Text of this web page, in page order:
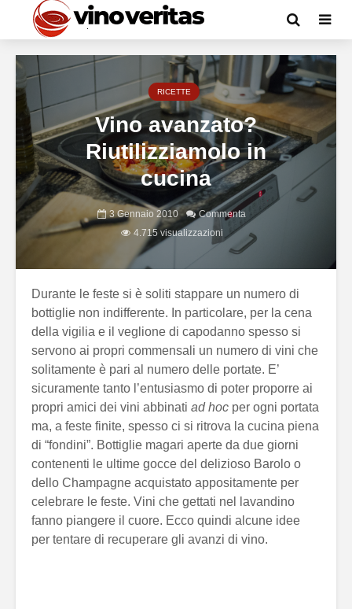
RICETTE
Vino avanzato?
Riutilizziamolo in
cucina
3 Gennaio 2010
Commenta
4.715 visualizzazioni
Durante le feste si è soliti stappare un numero di
bottiglie non indifferente. In particolare, per la cena
della vigilia e il veglione di capodanno spesso si
servono ai propri commensali un numero di vini che
solitamente è pari al numero delle portate. E’
sicuramente tanto l’entusiasmo di poter proporre ai
propri amici dei vini abbinati ad hoc per ogni portata
ma, a feste finite, spesso ci si ritrova la cucina piena
di “fondini”. Bottiglie magari aperte da due giorni
contenenti le ultime gocce del delizioso Barolo o
dello Champagne acquistato appositamente per
celebrare le feste. Vini che gettati nel lavandino
fanno piangere il cuore. Ecco quindi alcune idee
per tentare di recuperare gli avanzi di vino.